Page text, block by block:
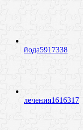
йода5917338
лечения1616317